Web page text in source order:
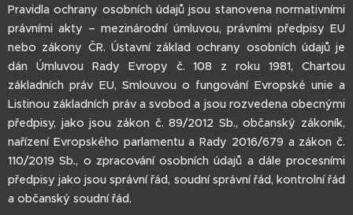
Pravidla ochrany osobních údajů jsou stanovena normativními
právními akty – mezinárodní úmluvou, právními předpisy EU
nebo zákony ČR. Ústavní základ ochrany osobních údajů je
dán Úmluvou Rady Evropy č. 108 z roku 1981, Chartou
základních práv EU, Smlouvou o fungování Evropské unie a
Listinou základních práv a svobod a jsou rozvedena obecnými
předpisy, jako jsou zákon č. 89/2012 Sb., občanský zákoník,
nařízení Evropského parlamentu a Rady 2016/679 a zákon č.
110/2019 Sb., o zpracování osobních údajů a dále procesními
předpisy jako jsou správní řád, soudní správní řád, kontrolní řád
a občanský soudní řád.